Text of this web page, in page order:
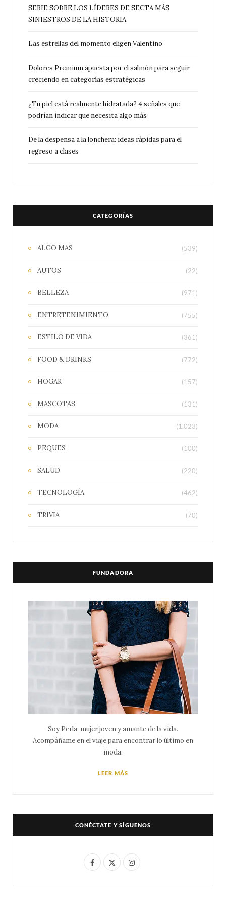
SERIE SOBRE LOS LÍDERES DE SECTA MÁS
SINIESTROS DE LA HISTORIA
Las estrellas del momento eligen Valentino
Dolores Premium apuesta por el salmón para seguir
creciendo en categorías estratégicas
¿Tu piel está realmente hidratada? 4 señales que
podrían indicar que necesita algo más
De la despensa a la lonchera: ideas rápidas para el
regreso a clases
CATEGORÍAS
ALGO MAS (539)
AUTOS (22)
BELLEZA (971)
ENTRETENIMIENTO (755)
ESTILO DE VIDA (361)
FOOD & DRINKS (772)
HOGAR (157)
MASCOTAS (131)
MODA (1.023)
PEQUES (100)
SALUD (220)
TECNOLOGÍA (462)
TRIVIA (70)
FUNDADORA
Soy Perla, mujer joven y amante de la vida.
Acompáñame en el viaje para encontrar lo último en
moda.
LEER MÁS
CONÉCTATE Y SÍGUENOS
F
X
I